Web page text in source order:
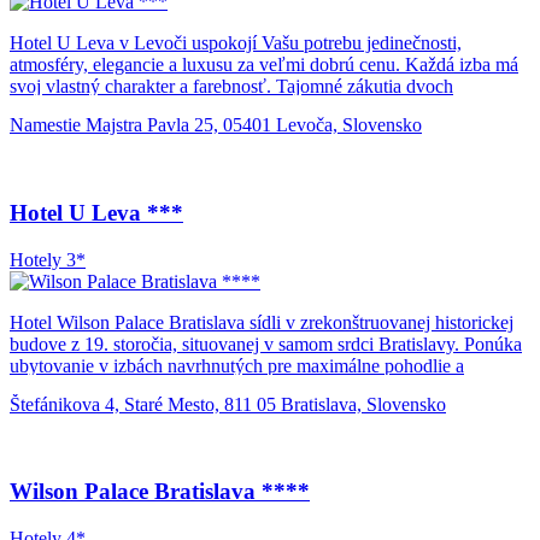
dopĺňajú tak, aby vytvárali harmonické a útulné prostredie. Hotel má
k dispozícii aj 1 bezbariérovú 2-lôžkovú izbu.
Hotel U Leva v Levoči uspokojí Vašu potrebu jedinečnosti,
atmosféry, elegancie a luxusu za veľmi dobrú cenu. Každá izba má
svoj vlastný charakter a farebnosť. Tajomné zákutia dvoch
najstaršia časť je zo 14. storočia sa výborne dopĺňajú s moderným
Majstra Pavla z Levoče, najvyšší na svete.
Namestie Majstra Pavla 25, 05401 Levoča, Slovensko
Hotel U Leva ***
Hotely 3*
Hotel Wilson Palace Bratislava sídli v zrekonštruovanej historickej
budove z 19. storočia, situovanej v samom srdci Bratislavy. Ponúka
ubytovanie v izbách navrhnutých pre maximálne pohodlie a
všetkých priestoroch môžete využívať bezplatné Wi-Fi pripojenie na
kúpeľňu. Môžete sa tiež tešiť na každodenne dopĺňaný minibar a
Štefánikova 4, Staré Mesto, 811 05 Bratislava, Slovensko
Wilson Palace Bratislava ****